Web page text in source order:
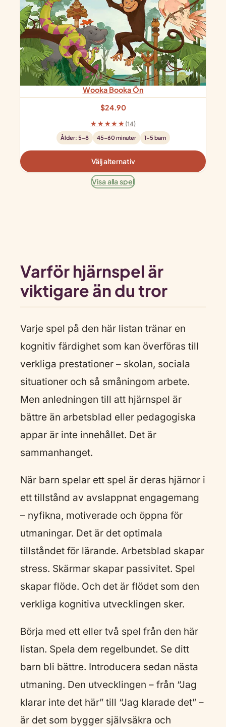
Wooka Booka Ön
$24.90
★★★★★ (14)
Ålder: 5-8 45-60 minuter 1-5 barn
Välj alternativ
Visa alla spel
Varför hjärnspel är
viktigare än du tror
Varje spel på den här listan tränar en
kognitiv färdighet som kan överföras till
verkliga prestationer – skolan, sociala
situationer och så småningom arbete.
Men anledningen till att hjärnspel är
bättre än arbetsblad eller pedagogiska
appar är inte innehållet. Det är
sammanhanget.
När barn spelar ett spel är deras hjärnor i
ett tillstånd av avslappnat engagemang
– nyfikna, motiverade och öppna för
utmaningar. Det är det optimala
tillståndet för lärande. Arbetsblad skapar
stress. Skärmar skapar passivitet. Spel
skapar flöde. Och det är flödet som den
verkliga kognitiva utvecklingen sker.
Börja med ett eller två spel från den här
listan. Spela dem regelbundet. Se ditt
barn bli bättre. Introducera sedan nästa
utmaning. Den utvecklingen – från “Jag
klarar inte det här” till “Jag klarade det” –
är det som bygger självsäkra och